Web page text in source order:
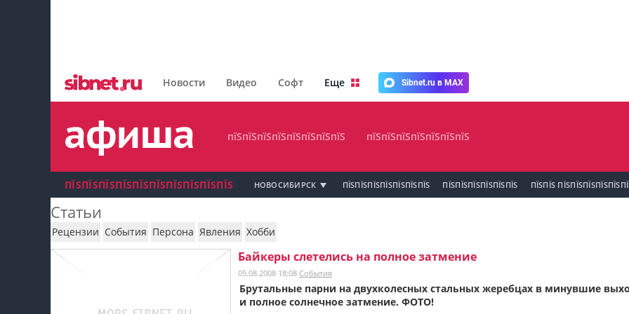
Новости Видео Софт Еще Sibnet.ru в MAX
пїЅпїЅпїЅпїЅпїЅпїЅпїЅпїЅ
пїЅпїЅпїЅпїЅпїЅпїЅпїЅ
пїЅпїЅпїЅ пїЅпїЅпїЅпїЅпїЅпїЅпїЅ пїЅпїЅ
пїЅпїЅпїЅ пїЅпїЅпїЅпїЅпїЅпїЅпїЅ
пїЅпїЅпїЅпїЅпїЅпїЅпїЅпїЅ пїЅпїЅпїЅпїЅпїЅпїЅпїЅ
ПЇЅПЇЅПЇЅПЇЅПЇЅПЇЅПЇЅПЇЅПЇЅПЇЅ НОВОСИБИРСК ПЇЅПЇЅПЇЅПЇЅПЇЅПЇЅПЇЅ ПЇЅПЇЅПЇЅПЇЅПЇЅПЇЅ ПЇЅПЇЅ
Статьи
Рецензии События Персона Явления Хобби
Байкеры слетелись на полное затмение
05.08.2008 18:08 События
Брутальные парни на двухколесных стальных жеребцах в минувшие
и полное солнечное затмение. ФОТО!